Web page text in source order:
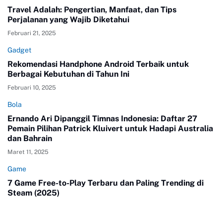
Travel Adalah: Pengertian, Manfaat, dan Tips
Perjalanan yang Wajib Diketahui
Februari 21, 2025
Gadget
Rekomendasi Handphone Android Terbaik untuk
Berbagai Kebutuhan di Tahun Ini
Februari 10, 2025
Bola
Ernando Ari Dipanggil Timnas Indonesia: Daftar 27
Pemain Pilihan Patrick Kluivert untuk Hadapi Australia
dan Bahrain
Maret 11, 2025
Game
7 Game Free-to-Play Terbaru dan Paling Trending di
Steam (2025)